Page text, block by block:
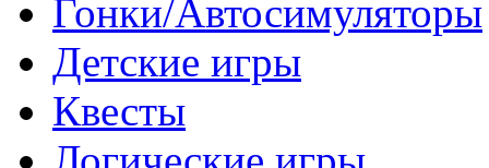
Гонки/Автосимуляторы
Детские игры
Квесты